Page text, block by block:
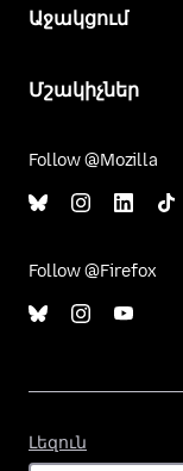
Աջակցում
Մշակիչներ
Follow @Mozilla
Follow @Firefox
Լեզուն